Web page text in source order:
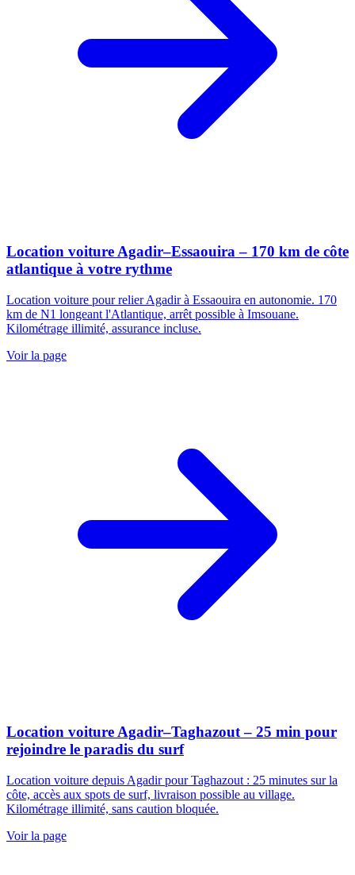
Location voiture Agadir–Essaouira – 170 km de côte
atlantique à votre rythme
Location voiture pour relier Agadir à Essaouira en autonomie. 170
km de N1 longeant l'Atlantique, arrêt possible à Imsouane.
Kilométrage illimité, assurance incluse.
Voir la page
Location voiture Agadir–Taghazout – 25 min pour
rejoindre le paradis du surf
Location voiture depuis Agadir pour Taghazout : 25 minutes sur la
côte, accès aux spots de surf, livraison possible au village.
Kilométrage illimité, sans caution bloquée.
Voir la page